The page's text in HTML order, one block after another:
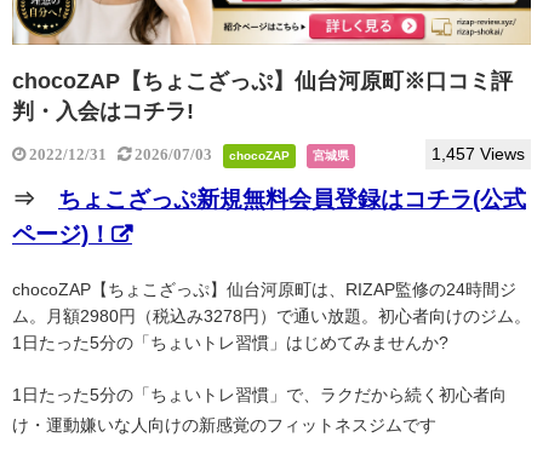
chocoZAP【ちょこざっぷ】仙台河原町※口コミ評
判・入会はコチラ!
2022/12/31 2026/07/03 chocoZAP 宮城県 1,457 Views
⇒ ちょこざっぷ新規無料会員登録はコチラ(公式
ページ)！
chocoZAP【ちょこざっぷ】仙台河原町は、RIZAP監修の24時間ジ
ム。月額2980円（税込み3278円）で通い放題。初心者向けのジム。
1日たった5分の「ちょいトレ習慣」はじめてみませんか?
1日たった5分の「ちょいトレ習慣」で、ラクだから続く初心者向
け・運動嫌いな人向けの新感覚のフィットネスジムです